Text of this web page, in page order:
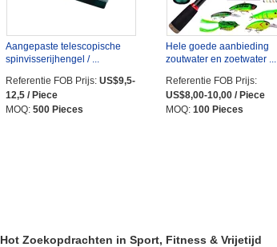
Aangepaste telescopische
spinvisserijhengel / ...
Referentie FOB Prijs: US$9,5-
12,5 / Piece
MOQ: 500 Pieces
Hele goede aanbieding
zoutwater en zoetwater ...
Referentie FOB Prijs:
US$8,00-10,00 / Piece
MOQ: 100 Pieces
Hot Zoekopdrachten in Sport, Fitness & Vrijetijd